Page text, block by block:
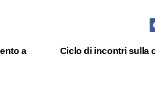
Ciclo di incontri sulla
a